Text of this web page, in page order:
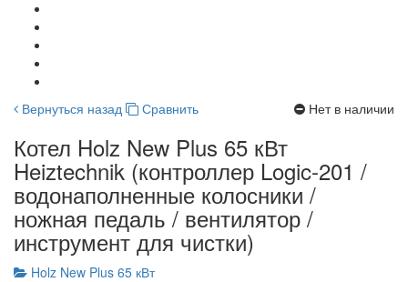
Вернуться назад Сравнить Нет в наличии
Котел Holz New Plus 65 кВт
Heiztechnik (контроллер Logic-201 /
водонаполненные колосники /
ножная педаль / вентилятор /
инструмент для чистки)
Holz New Plus 65 кВт